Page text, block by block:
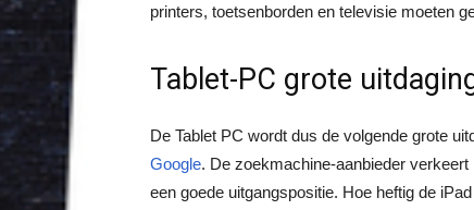
printers, toetsenborden en televisie moeten
Tablet-PC grote
De Tablet PC wordt dus de volgende grote
Google. De zoekmachine-aanbieder
een goede uitgangspositie. Hoe heftig de